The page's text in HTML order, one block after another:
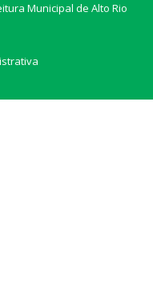
Municipal de Alto Rio